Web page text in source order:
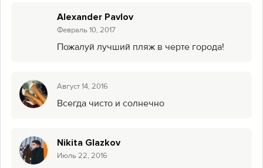
Alexander Pavlov
Февраль 10, 2017
Пожалуй лучший пляж в черте города!
Август 14, 2016
Всегда чисто и солнечно
Nikita Glazkov
Июль 22, 2016